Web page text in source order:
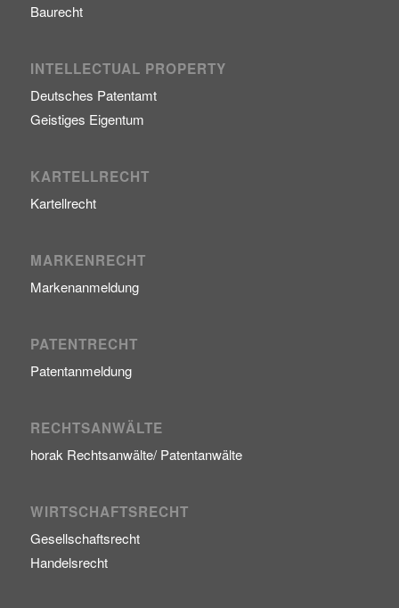
Baurecht
INTELLECTUAL PROPERTY
Deutsches Patentamt
Geistiges Eigentum
KARTELLRECHT
Kartellrecht
MARKENRECHT
Markenanmeldung
PATENTRECHT
Patentanmeldung
RECHTSANWÄLTE
horak Rechtsanwälte/ Patentanwälte
WIRTSCHAFTSRECHT
Gesellschaftsrecht
Handelsrecht